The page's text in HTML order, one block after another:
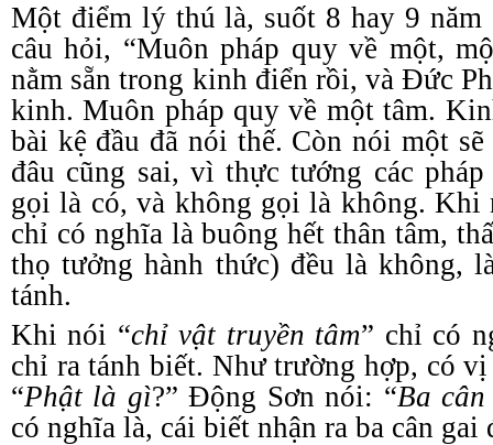
Một điểm lý thú là, suốt 8 hay 9 năm
câu hỏi, “Muôn pháp quy về một,
nằm sẵn trong kinh điển rồi, và Đức
kinh. Muôn pháp quy về một tâm.
bài kệ đầu đã nói thế. Còn nói một
đâu cũng sai, vì thực tướng các
gọi là có, và không gọi là không. Khi
chỉ có nghĩa là buông hết thân tâm,
thọ tưởng hành thức) đều là không,
tánh.
Khi nói “chỉ vật truyền tâm” chỉ có
chỉ ratánhbiết. Như trường hợp, có
“Phật là gì?” Động Sơn nói: “Ba
có nghĩa là, cái biết nhận ra ba cân gai